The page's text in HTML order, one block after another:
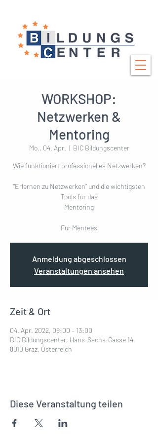
WORKSHOP:
Netzwerken &
Mentoring
Mo., 04. Apr.
  |
BIC Bildungscenter
Wie funktioniert professionelles Netzwerken?
"Erlernen zu Netzwerken“ und die wichtigsten
Tools für das
Mentoring
Anmeldung abgeschlossen
Veranstaltungen ansehen
Zeit & Ort
04. Apr. 2022, 09:00 – 13:00
BIC Bildungscenter, Hans-Sachs-Gasse 14,
8010 Graz, Österreich
Diese Veranstaltung teilen